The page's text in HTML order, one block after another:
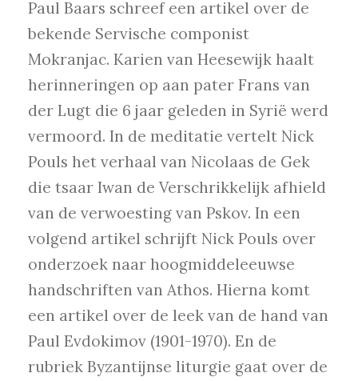
Paul Baars schreef een artikel over de
bekende Servische componist
Mokranjac. Karien van Heesewijk haalt
herinneringen op aan pater Frans van
der Lugt die 6 jaar geleden in Syrië werd
vermoord. In de meditatie vertelt Nick
Pouls het verhaal van Nicolaas de Gek
die tsaar Iwan de Verschrikkelijk afhield
van de verwoesting van Pskov. In een
volgend artikel schrijft Nick Pouls over
onderzoek naar hoogmiddeleeuwse
handschriften van Athos. Hierna komt
een artikel over de leek van de hand van
Paul Evdokimov (1901-1970). En de
rubriek Byzantijnse liturgie gaat over de